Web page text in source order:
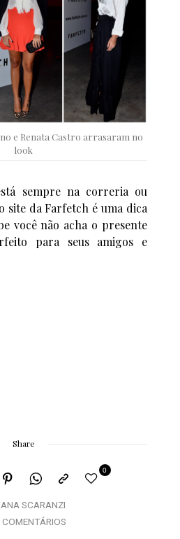
e Renata Castro arrasaram no
look
sempre na correria ou
site da Farfetch é uma dica
você não acha o presente
para seus amigos e
Share
SCARANZI
0